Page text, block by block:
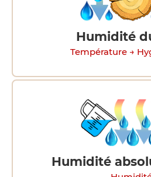
Humidité
Température →
Humidité